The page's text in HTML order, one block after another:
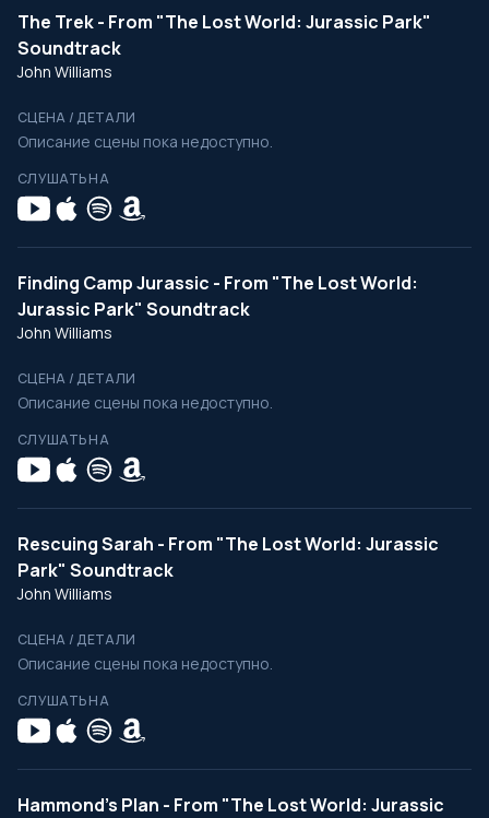
The Trek - From "The Lost World: Jurassic Park"
Soundtrack
John Williams
СЦЕНА / ДЕТАЛИ
Описание сцены пока недоступно.
СЛУШАТЬ НА
Finding Camp Jurassic - From "The Lost World:
Jurassic Park" Soundtrack
John Williams
СЦЕНА / ДЕТАЛИ
Описание сцены пока недоступно.
СЛУШАТЬ НА
Rescuing Sarah - From "The Lost World: Jurassic
Park" Soundtrack
John Williams
СЦЕНА / ДЕТАЛИ
Описание сцены пока недоступно.
СЛУШАТЬ НА
Hammond's Plan - From "The Lost World: Jurassic